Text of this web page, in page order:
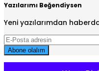
Yazılarımı Beğendiysen
Yeni yazılarımdan